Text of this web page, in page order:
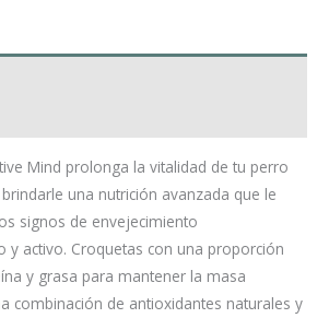
Mind prolonga la vitalidad de tu perro
una nutrición avanzada que le
signos de envejecimiento
y activo. Croquetas con una proporción
y grasa para mantener la masa
combinación de antioxidantes naturales y